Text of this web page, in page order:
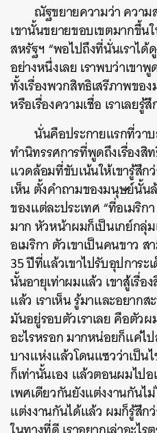
ณัฐขยายความว่า ควา
เขานั้นขยายขอบเขตมากขึ้น
สหรัฐฯ “พอไปถึงที่นั่นเราได้
อย่างหนึ่งเลย เราพบว่าเขา
ทั้งเรื่องพวกสิทธิเสรีภาพขอ
หรือเรื่องความเชื่อ เราเลย
นั่นคือประกายแรกที่วา
ทำนิทรรศการที่พูดถึงเรื่องสิ
แวดล้อมที่ขับเน้นให้เขารู้สึก
เห็น ตั้งคำถามของมนุษย์นั้
ของแต่ละประเทศ “ที่อเมริก
มาก หัวหน้าผมก็เป็นเกย์กลุ่
อเมริกา ตัวเขาเป็นคนขาว
35 ปีที่แล้วเขาไปรับอุปการ
นั้นอายุเท่าผมแล้ว เขาสู้เรื่
แล้ว เราเห็น รู้มาและอยาก
มันอยู่รอบตัวเราเลย คือตัว
อะไรหรอก มากหน่อยก็แค่ไ
บางแห่งแล้วโดนแซวว่าเป็น
ก็เท่านั้นเอง แล้วตอนผมไป
เพศเดียวกันยังแต่งงานกันไ
แต่งงานกันได้แล้ว ผมก็รู้สึก